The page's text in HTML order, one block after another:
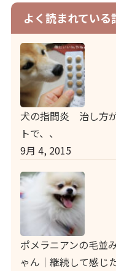
よく読まれている
犬の指間炎 治し方
トで、、
9月 4, 2015
ポメラニアンの毛並
ゃん｜継続して感じ